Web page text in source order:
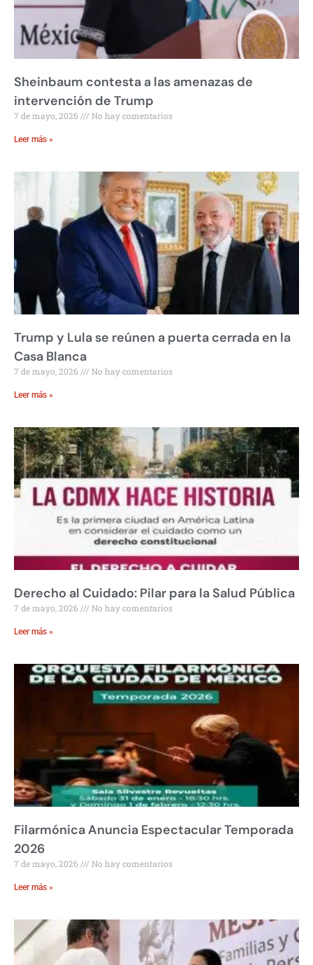
Sheinbaum contesta a las amenazas de
intervención de Trump
7 de mayo, 2026 No hay comentarios
Leer más »
Trump y Lula se reúnen a puerta cerrada en la
Casa Blanca
7 de mayo, 2026 No hay comentarios
Leer más »
Derecho al Cuidado: Pilar para la Salud Pública
7 de mayo, 2026 No hay comentarios
Leer más »
Filarmónica Anuncia Espectacular Temporada
2026
7 de mayo, 2026 No hay comentarios
Leer más »